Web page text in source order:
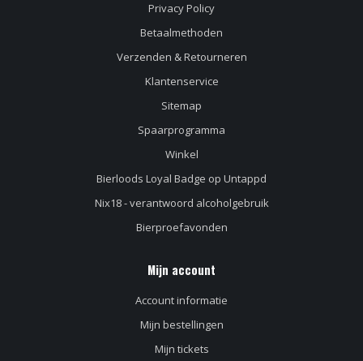
Privacy Policy
Betaalmethoden
Verzenden & Retourneren
Klantenservice
Sitemap
Spaarprogramma
Winkel
Bierloods Loyal Badge op Untappd
Nix18 - verantwoord alcoholgebruik
Bierproefavonden
Mijn account
Account informatie
Mijn bestellingen
Mijn tickets